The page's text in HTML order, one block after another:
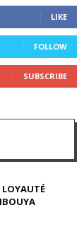
LIKE
FOLLOW
SUBSCRIBE
LOYAUTÉ